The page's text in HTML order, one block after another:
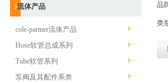
流体产品
cole-parmer流体产品
Hose软管总成系列
Tube软管系列
泵阀及其配件系类
品
类